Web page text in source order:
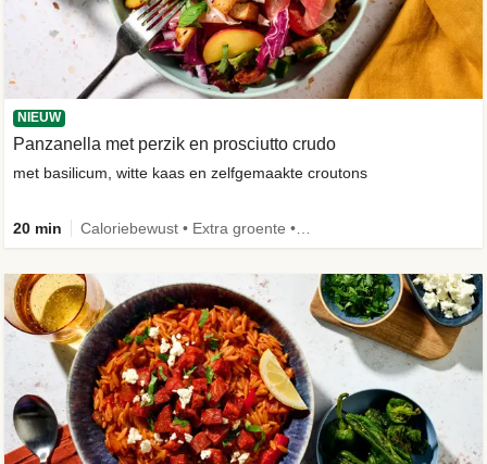
NIEUW
Panzanella met perzik en prosciutto crudo
met basilicum, witte kaas en zelfgemaakte croutons
20 min